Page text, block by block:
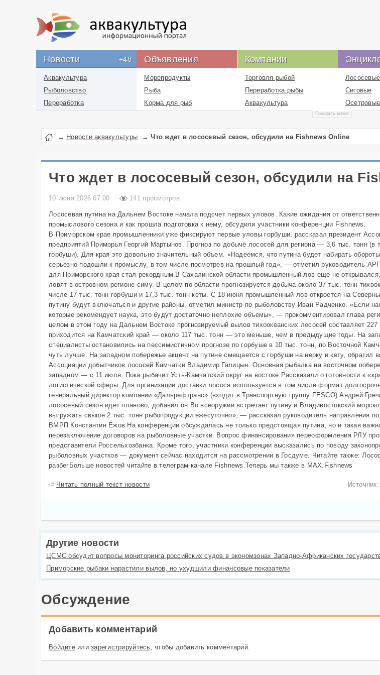
Новости +48 Объявления Компании
Показать меню
Аквакультура
Рыболовство
Переработка
Морепродукты
Рыба
Корма для рыб
Лекарства
Перевозка
Работа
Литература
Услуги
Другое
Сырье и добавки
Оборудование
Недвижимость
Образование
Торговля рыбой
Переработка рыбы
Аквакультура
Рыболовство
промышленное
Логистика в рыбной
отрасли
ресурсы в рыбной
Инспекция качества
рыбопродукции
Государственные услуги
для рыбной отрасли
Прочие
Лососевые
Сиговые
Осетровые
Карповые
Цихловые
→ Новости аквакультуры →Что ждет в лососевый сезон, обсудили на Fishnews Online
Что ждет в лососевый сезон, обсудили на
10 июня 2026 07:00 141 просмотров
Лососевая путина на Дальнем Востоке начала подсчет первых уловов. Какие ожидания от
промыслового сезона и как прошла подготовка к нему, обсудили участники конференции Fishnews.
В Приморском крае промышленники уже фиксируют первые уловы горбуши, рассказал президент
предприятий Приморья Георгий Мартынов. Прогноз по добыче лососей для региона — 3,6 тыс. тонн (в
горбуши). Для края это довольно значительный объем. «Надеемся, что путина будет набирать
серьезно подошли к промыслу, в том числе посмотрев на прошлый год», — отметил руководитель
для Приморского края стал рекордным.В Сахалинской области промышленный лов еще не
ловят в островном регионе симу. В целом по области прогнозируется добыча около 37 тыс. тонн
числе 17 тыс. тонн горбуши и 17,3 тыс. тонн кеты. С 18 июня промышленный лов откроется на
путину будут включаться и другие районы, отметил министр по рыболовству Иван Радченко. «Если
которые рекомендует наука, это будут достаточно неплохие объемы», — прокомментировал глава
целом в этом году на Дальнем Востоке прогнозируемый вылов тихоокеанских лососей составляет
приходится на Камчатский край — около 117 тыс. тонн — это меньше, чем в предыдущие годы. На
специалисты остановились на пессимистичном прогнозе по горбуше в 10 тыс. тонн, по Восточной
чуть лучше. На западном побережье акцент на путине смещается с горбуши на нерку и кету, обратил
Ассоциации добытчиков лососей Камчатки Владимир Галицын. Основная рыбалка на восточном
западном — с 11 июля. Пока рыбачит Усть-Камчатский округ на востоке.Рассказали о готовности к
логистической сферы. Для организации доставки лосося используется в том числе формат
генеральный директор компании «Дальрефтранс» (входит в Транспортную группу FESCO) Андрей
лососевый сезон идет планово, добавил он.Во всеоружии встречает путину и Владивостокский
выгружать свыше 2 тыс. тонн рыбопродукции ежесуточно», — рассказал руководитель направления
ВМРП Константин Ежов.На конференции обсуждалась не только предстоящая путина, но и такая
перезаключение договоров на рыболовные участки. Вопрос финансирования переоформления РЛУ
представители Россельхозбанка. Кроме того, участники конференции высказались по поводу
рыболовных участков — документ сейчас находится на рассмотрении в Госдуме. Читайте также:
разбегБольше новостей читайте в телеграм-канале Fishnews.Теперь мы также в MAX.Fishnews
Читать полный текст новости
Другие новости
ЦСМС обсудит вопросы мониторинга российских судов в экономзонах Западно-Африканских
Приморские рыбаки нарастили вылов, но ухудшили финансовые показатели
Обсуждение
Добавить комментарий
Войдитеилизарегистрируйтесь, чтобы добавить комментарий.